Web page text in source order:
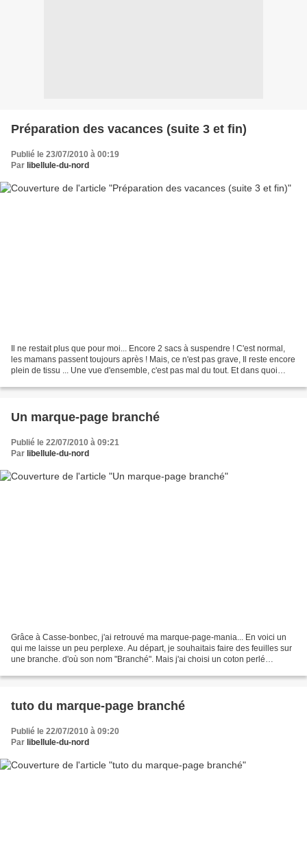
Préparation des vacances (suite 3 et fin)
Publié le 23/07/2010 à 00:19
Par libellule-du-nord
Il ne restait plus que pour moi... Encore 2 sacs à suspendre ! C'est normal,
les mamans passent toujours après ! Mais, ce n'est pas grave, Il reste encore
plein de tissu ... Une vue d'ensemble, c'est pas mal du tout. Et dans quoi
Un marque-page branché
Publié le 22/07/2010 à 09:21
Par libellule-du-nord
Grâce à Casse-bonbec, j'ai retrouvé ma marque-page-mania... En voici un
qui me laisse un peu perplexe. Au départ, je souhaitais faire des feuilles sur
une branche. d'où son nom "Branché". Mais j'ai choisi un coton perlé
tuto du marque-page branché
Publié le 22/07/2010 à 09:20
Par libellule-du-nord